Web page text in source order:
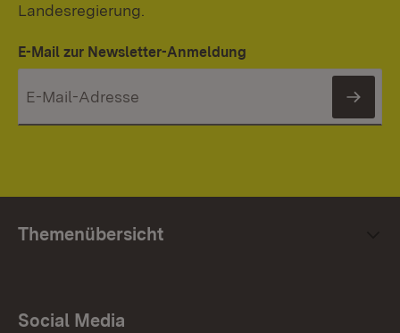
Landesregierung.
E-Mail zur Newsletter-Anmeldung
Themenübersicht
Social Media